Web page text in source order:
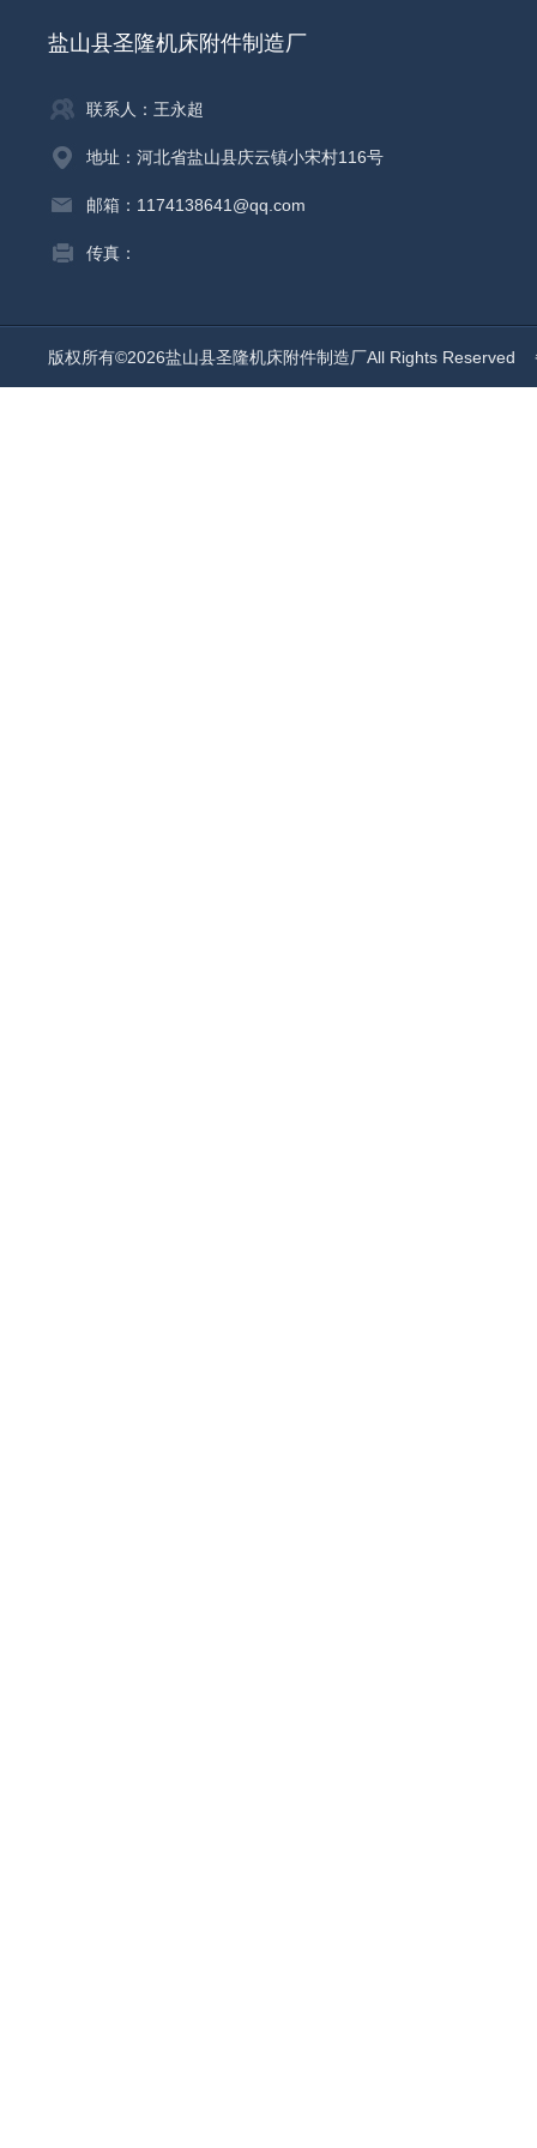
盐山县圣隆机床附件制造厂
联系人：王永超
地址：河北省盐山县庆云镇小宋村116号
邮箱：1174138641@qq.com
传真：
版权所有©2026盐山县圣隆机床附件制造厂All Rights Reserved